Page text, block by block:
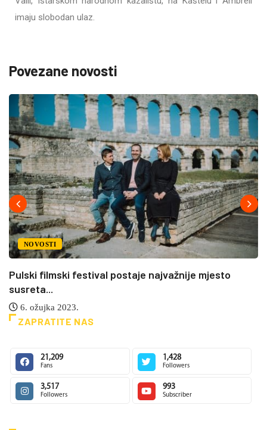
imaju slobodan ulaz.
Povezane novosti
NOVOSTI
Pulski filmski festival postaje najvažnije mjesto
susreta...
6. ožujka 2023.
ZAPRATITE NAS
21,209
Fans
1,428
Followers
3,517
Followers
993
Subscriber